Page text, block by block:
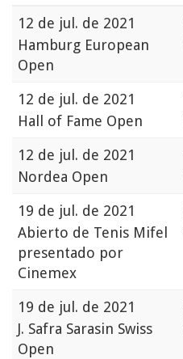
12 de jul. de 2021
Hamburg European
Open
12 de jul. de 2021
Hall of Fame Open
12 de jul. de 2021
Nordea Open
19 de jul. de 2021
Abierto de Tenis Mifel
presentado por
Cinemex
19 de jul. de 2021
J. Safra Sarasin Swiss
Open